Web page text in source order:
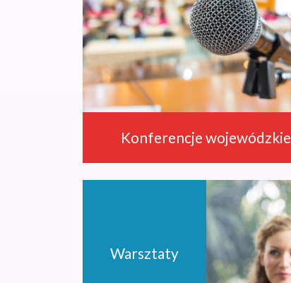
Konferencje wojewódzkie
Warsztaty